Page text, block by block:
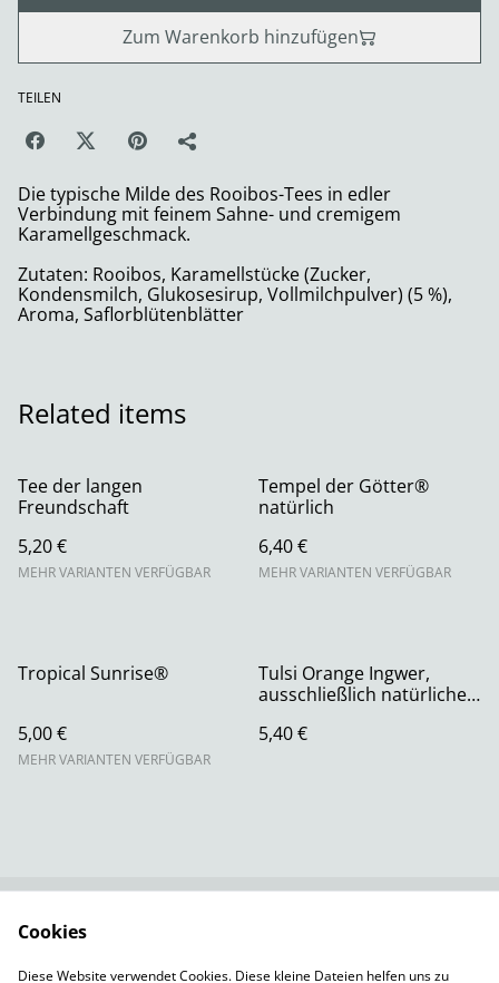
Zum Warenkorb hinzufügen
TEILEN
Die typische Milde des Rooibos-Tees in edler
Verbindung mit feinem Sahne- und cremigem
Karamellgeschmack.
Zutaten: Rooibos, Karamellstücke (Zucker,
Kondensmilch, Glukosesirup, Vollmilchpulver) (5 %),
Aroma, Saflorblütenblätter
Related items
Tee der langen
Freundschaft
5,20 €
MEHR VARIANTEN VERFÜGBAR
Tempel der Götter®
natürlich
6,40 €
MEHR VARIANTEN VERFÜGBAR
Tropical Sunrise®
5,00 €
MEHR VARIANTEN VERFÜGBAR
Tulsi Orange Ingwer,
ausschließlich natürliches
5,40 €
Cookies
Diese Website verwendet Cookies. Diese kleine Dateien helfen uns zu